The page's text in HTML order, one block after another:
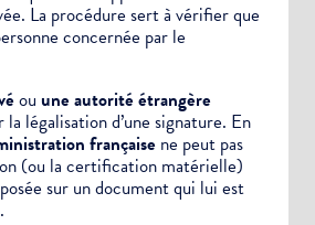
La procédure sert à vérifier que
concernée par le
ou une autorité étrangère
légalisation d’une signature. En
française ne peut pas
(ou la certification matérielle)
sur un document qui lui est